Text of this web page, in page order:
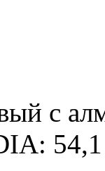
с
54,1